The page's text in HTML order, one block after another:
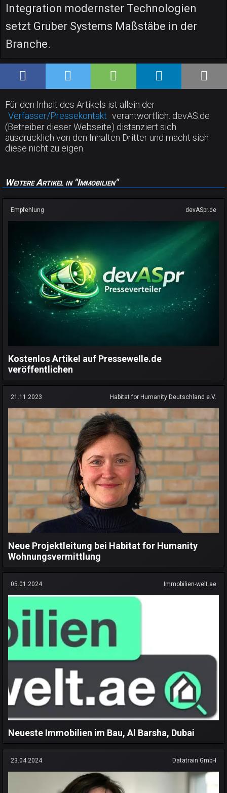
Integration modernster Technologien
setzt Gruber Systems Maßstäbe in der
Branche.
Für den Inhalt des Artikels ist allein der
Verfasser/Pressekontakt verantwortlich. devAS.de
(Betreiber dieser Webseite) distanziert sich
ausdrücklich von den Inhalten Dritter und macht sich
diese nicht zu eigen.
Weitere Artikel in "Immobilien"
Empfehlung devASpr.de
Kostenlos Artikel auf Pressewelle.de
veröffentlichen
21.11.2023 Habitat for Humanity Deutschland e.V.
Neue Projektleitung bei Habitat for Humanity
Wohnungsvermittlung
05.01.2024 Immobilien-welt.ae
Neueste Immobilien im Bau, Al Barsha, Dubai
23.04.2024 Datatrain GmbH